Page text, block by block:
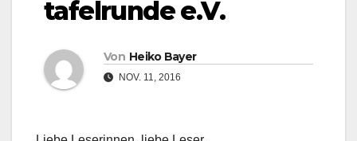
tafelrunde e.V.
Von Heiko Bayer
NOV. 11, 2016